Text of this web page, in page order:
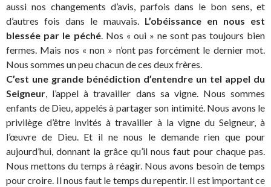
aussi nos changements d’avis, parfois dans le bon sens, et
d’autres fois dans le mauvais. L’obéissance en nous est
blessée par le péché. Nos « oui » ne sont pas toujours bien
fermes. Mais nos « non » n’ont pas forcément le dernier mot.
Nous sommes un peu chacun de ces deux frères.
C’est une grande bénédiction d’entendre un tel appel du
Seigneur, l’appel à travailler dans sa vigne. Nous sommes
enfants de Dieu, appelés à partager son intimité. Nous avons le
privilège d’être invités à travailler à la vigne du Seigneur, à
l’œuvre de Dieu. Et il ne nous le demande rien que pour
aujourd’hui, donnant la grâce qu’il nous faut pour chaque pas.
Nous mettons du temps à réagir. Nous avons besoin de temps
pour croire. Il nous faut le temps du repentir. Il est important ce